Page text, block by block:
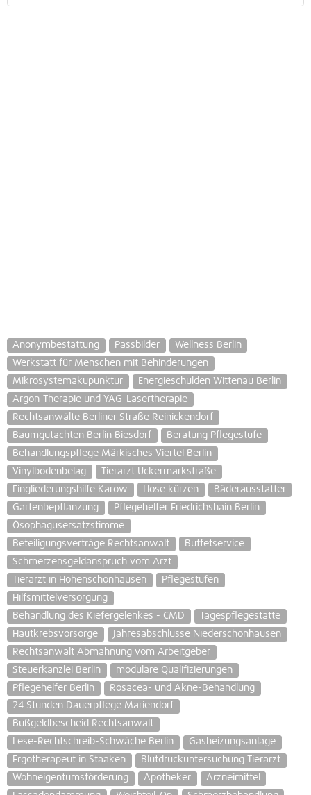
Anonymbestattung Passbilder
Wellness Berlin
Werkstatt für Menschen mit Behinderungen
Mikrosystemakupunktur
Energieschulden Wittenau Berlin
Argon-Therapie und YAG-Lasertherapie
Rechtsanwälte Berliner Straße Reinickendorf
Baumgutachten Berlin Biesdorf
Beratung Pflegestufe
Behandlungspflege Märkisches Viertel Berlin
Vinylbodenbelag
Tierarzt Uckermarkstraße
Eingliederungshilfe Karow
Hose kürzen
Bäderausstatter
Gartenbepflanzung
Pflegehelfer Friedrichshain Berlin
Ösophagusersatzstimme
Beteiligungsverträge Rechtsanwalt
Buffetservice
Schmerzensgeldanspruch vom Arzt
Tierarzt in Hohenschönhausen
Pflegestufen
Hilfsmittelversorgung
Behandlung des Kiefergelenkes - CMD
Tagespflegestätte
Hautkrebsvorsorge
Jahresabschlüsse Niederschönhausen
Rechtsanwalt Abmahnung vom Arbeitgeber
Steuerkanzlei Berlin
modulare Qualifizierungen
Pflegehelfer Berlin
Rosacea- und Akne-Behandlung
24 Stunden Dauerpflege Mariendorf
Bußgeldbescheid Rechtsanwalt
Lese-Rechtschreib-Schwäche Berlin
Gasheizungsanlage
Ergotherapeut in Staaken
Blutdruckuntersuchung Tierarzt
Wohneigentumsförderung
Apotheker
Arzneimittel